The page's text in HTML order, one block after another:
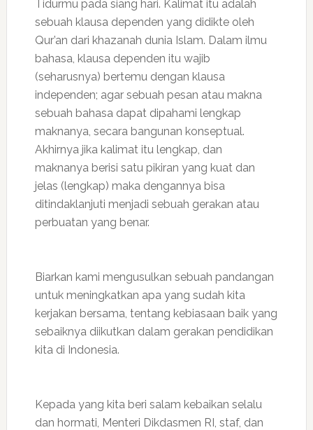
Tidurmu pada siang hari. Kalimat itu adalah
sebuah klausa dependen yang didikte oleh
Qur’an dari khazanah dunia Islam. Dalam ilmu
bahasa, klausa dependen itu wajib
(seharusnya) bertemu dengan klausa
independen; agar sebuah pesan atau makna
sebuah bahasa dapat dipahami lengkap
maknanya, secara bangunan konseptual.
Akhirnya jika kalimat itu lengkap, dan
maknanya berisi satu pikiran yang kuat dan
jelas (lengkap) maka dengannya bisa
ditindaklanjuti menjadi sebuah gerakan atau
perbuatan yang benar.
Biarkan kami mengusulkan sebuah pandangan
untuk meningkatkan apa yang sudah kita
kerjakan bersama, tentang kebiasaan baik yang
sebaiknya diikutkan dalam gerakan pendidikan
kita di Indonesia.
Kepada yang kita beri salam kebaikan selalu
dan hormati, Menteri Dikdasmen RI, staf, dan